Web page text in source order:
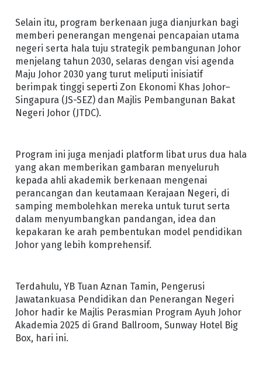
Selain itu, program berkenaan juga dianjurkan bagi
memberi penerangan mengenai pencapaian utama
negeri serta hala tuju strategik pembangunan Johor
menjelang tahun 2030, selaras dengan visi agenda
Maju Johor 2030 yang turut meliputi inisiatif
berimpak tinggi seperti Zon Ekonomi Khas Johor–
Singapura (JS-SEZ) dan Majlis Pembangunan Bakat
Negeri Johor (JTDC).
Program ini juga menjadi platform libat urus dua hala
yang akan memberikan gambaran menyeluruh
kepada ahli akademik berkenaan mengenai
perancangan dan keutamaan Kerajaan Negeri, di
samping membolehkan mereka untuk turut serta
dalam menyumbangkan pandangan, idea dan
kepakaran ke arah pembentukan model pendidikan
Johor yang lebih komprehensif.
Terdahulu, YB Tuan Aznan Tamin, Pengerusi
Jawatankuasa Pendidikan dan Penerangan Negeri
Johor hadir ke Majlis Perasmian Program Ayuh Johor
Akademia 2025 di Grand Ballroom, Sunway Hotel Big
Box, hari ini.